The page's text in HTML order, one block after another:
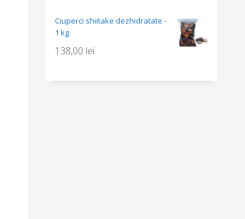
Ciuperci shiitake dezhidratate -
1 kg
138,00 lei